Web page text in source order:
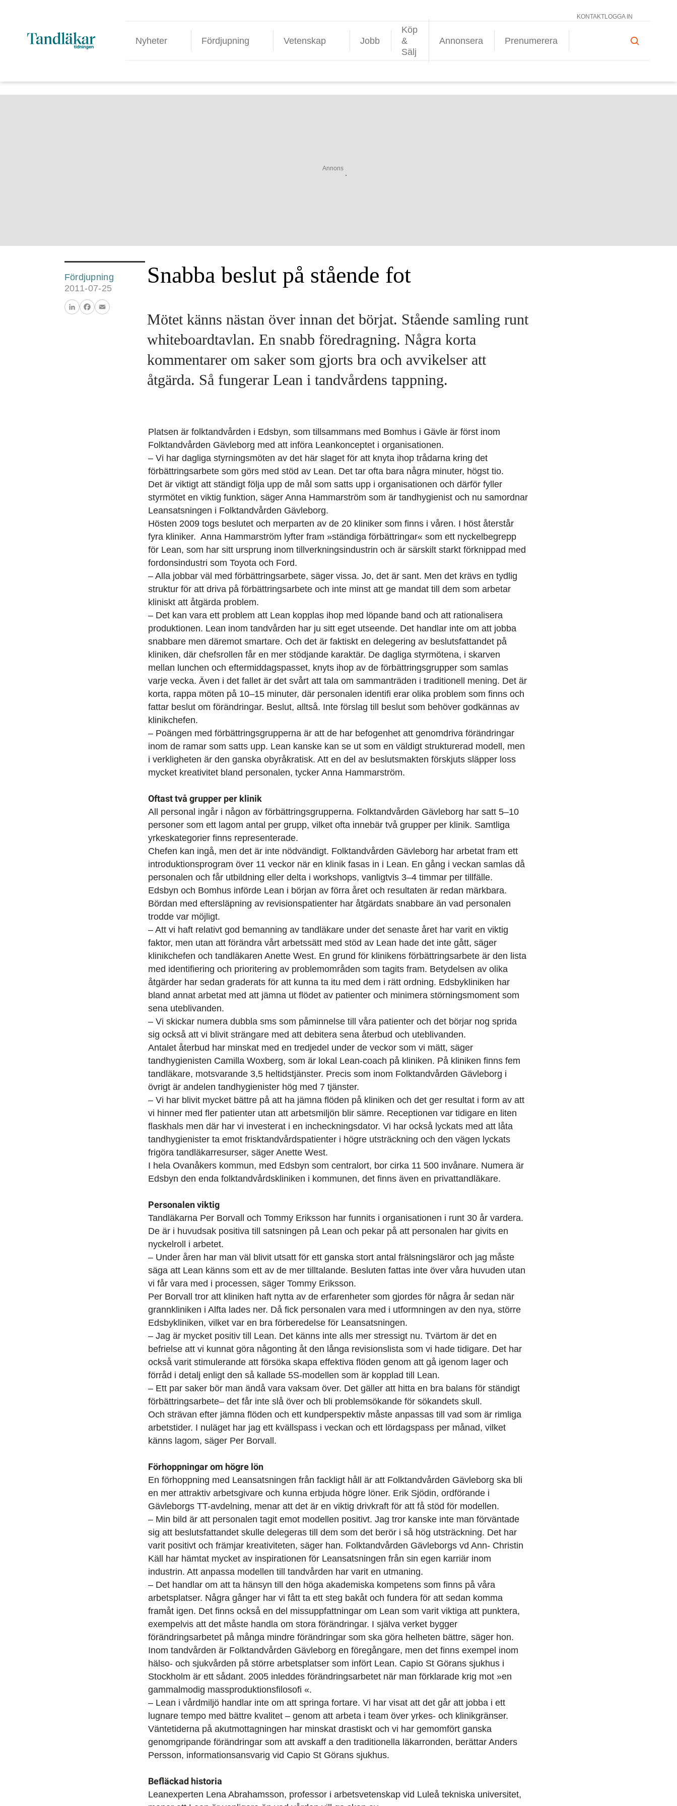
KONTAKTLOGGA IN
Nyheter Fördjupning Vetenskap Jobb
Köp
&
Sälj
Annonsera Prenumerera
Annons
Fördjupning
2011-07-25
LinkedInFacebook
Email
Snabba beslut på stående fot
Mötet känns nästan över innan det börjat. Stående samling runt
whiteboardtavlan. En snabb föredragning. Några korta
kommentarer om saker som gjorts bra och avvikelser att
åtgärda. Så fungerar Lean i tandvårdens tappning.
Platsen är folktandvården i Edsbyn, som tillsammans med Bomhus i Gävle är först inom
Folktandvården Gävleborg med att införa Leankonceptet i organisationen.
– Vi har dagliga styrningsmöten av det här slaget för att knyta ihop trådarna kring det
förbättringsarbete som görs med stöd av Lean. Det tar ofta bara några minuter, högst tio.
Det är viktigt att ständigt följa upp de mål som satts upp i organisationen och därför fyller
styrmötet en viktig funktion, säger Anna Hammarström som är tandhygienist och nu samordnar
Leansatsningen i Folktandvården Gävleborg.
Hösten 2009 togs beslutet och merparten av de 20 kliniker som finns i våren. I höst återstår
fyra kliniker. Anna Hammarström lyfter fram »ständiga förbättringar« som ett nyckelbegrepp
för Lean, som har sitt ursprung inom tillverkningsindustrin och är särskilt starkt förknippad med
fordonsindustri som Toyota och Ford.
– Alla jobbar väl med förbättringsarbete, säger vissa. Jo, det är sant. Men det krävs en tydlig
struktur för att driva på förbättringsarbete och inte minst att ge mandat till dem som arbetar
kliniskt att åtgärda problem.
– Det kan vara ett problem att Lean kopplas ihop med löpande band och att rationalisera
produktionen. Lean inom tandvården har ju sitt eget utseende. Det handlar inte om att jobba
snabbare men däremot smartare. Och det är faktiskt en delegering av beslutsfattandet på
kliniken, där chefsrollen får en mer stödjande karaktär. De dagliga styrmötena, i skarven
mellan lunchen och eftermiddagspasset, knyts ihop av de förbättringsgrupper som samlas
varje vecka. Även i det fallet är det svårt att tala om sammanträden i traditionell mening. Det är
korta, rappa möten på 10–15 minuter, där personalen identifi erar olika problem som finns och
fattar beslut om förändringar. Beslut, alltså. Inte förslag till beslut som behöver godkännas av
klinikchefen.
– Poängen med förbättringsgrupperna är att de har befogenhet att genomdriva förändringar
inom de ramar som satts upp. Lean kanske kan se ut som en väldigt strukturerad modell, men
i verkligheten är den ganska obyråkratisk. Att en del av beslutsmakten förskjuts släpper loss
mycket kreativitet bland personalen, tycker Anna Hammarström.
Oftast två grupper per klinik
All personal ingår i någon av förbättringsgrupperna. Folktandvården Gävleborg har satt 5–10
personer som ett lagom antal per grupp, vilket ofta innebär två grupper per klinik. Samtliga
yrkeskategorier finns representerade.
Chefen kan ingå, men det är inte nödvändigt. Folktandvården Gävleborg har arbetat fram ett
introduktionsprogram över 11 veckor när en klinik fasas in i Lean. En gång i veckan samlas då
personalen och får utbildning eller delta i workshops, vanligtvis 3–4 timmar per tillfälle.
Edsbyn och Bomhus införde Lean i början av förra året och resultaten är redan märkbara.
Bördan med eftersläpning av revisionspatienter har åtgärdats snabbare än vad personalen
trodde var möjligt.
– Att vi haft relativt god bemanning av tandläkare under det senaste året har varit en viktig
faktor, men utan att förändra vårt arbetssätt med stöd av Lean hade det inte gått, säger
klinikchefen och tandläkaren Anette West. En grund för klinikens förbättringsarbete är den lista
med identifiering och prioritering av problemområden som tagits fram. Betydelsen av olika
åtgärder har sedan graderats för att kunna ta itu med dem i rätt ordning. Edsbykliniken har
bland annat arbetat med att jämna ut flödet av patienter och minimera störningsmoment som
sena uteblivanden.
– Vi skickar numera dubbla sms som påminnelse till våra patienter och det börjar nog sprida
sig också att vi blivit strängare med att debitera sena återbud och uteblivanden.
Antalet återbud har minskat med en tredjedel under de veckor som vi mätt, säger
tandhygienisten Camilla Woxberg, som är lokal Lean-coach på kliniken. På kliniken finns fem
tandläkare, motsvarande 3,5 heltidstjänster. Precis som inom Folktandvården Gävleborg i
övrigt är andelen tandhygienister hög med 7 tjänster.
– Vi har blivit mycket bättre på att ha jämna flöden på kliniken och det ger resultat i form av att
vi hinner med fler patienter utan att arbetsmiljön blir sämre. Receptionen var tidigare en liten
flaskhals men där har vi investerat i en incheckningsdator. Vi har också lyckats med att låta
tandhygienister ta emot frisktandvårdspatienter i högre utsträckning och den vägen lyckats
frigöra tandläkarresurser, säger Anette West.
I hela Ovanåkers kommun, med Edsbyn som centralort, bor cirka 11 500 invånare. Numera är
Edsbyn den enda folktandvårdskliniken i kommunen, det finns även en privattandläkare.
Personalen viktig
Tandläkarna Per Borvall och Tommy Eriksson har funnits i organisationen i runt 30 år vardera.
De är i huvudsak positiva till satsningen på Lean och pekar på att personalen har givits en
nyckelroll i arbetet.
– Under åren har man väl blivit utsatt för ett ganska stort antal frälsningsläror och jag måste
säga att Lean känns som ett av de mer tilltalande. Besluten fattas inte över våra huvuden utan
vi får vara med i processen, säger Tommy Eriksson.
Per Borvall tror att kliniken haft nytta av de erfarenheter som gjordes för några år sedan när
grannkliniken i Alfta lades ner. Då fick personalen vara med i utformningen av den nya, större
Edsbykliniken, vilket var en bra förberedelse för Leansatsningen.
– Jag är mycket positiv till Lean. Det känns inte alls mer stressigt nu. Tvärtom är det en
befrielse att vi kunnat göra någonting åt den långa revisionslista som vi hade tidigare. Det har
också varit stimulerande att försöka skapa effektiva flöden genom att gå igenom lager och
förråd i detalj enligt den så kallade 5S-modellen som är kopplad till Lean.
– Ett par saker bör man ändå vara vaksam över. Det gäller att hitta en bra balans för ständigt
förbättringsarbete– det får inte slå över och bli problemsökande för sökandets skull.
Och strävan efter jämna flöden och ett kundperspektiv måste anpassas till vad som är rimliga
arbetstider. I nuläget har jag ett kvällspass i veckan och ett lördagspass per månad, vilket
känns lagom, säger Per Borvall.
Förhoppningar om högre lön
En förhoppning med Leansatsningen från fackligt håll är att Folktandvården Gävleborg ska bli
en mer attraktiv arbetsgivare och kunna erbjuda högre löner. Erik Sjödin, ordförande i
Gävleborgs TT-avdelning, menar att det är en viktig drivkraft för att få stöd för modellen.
– Min bild är att personalen tagit emot modellen positivt. Jag tror kanske inte man förväntade
sig att beslutsfattandet skulle delegeras till dem som det berör i så hög utsträckning. Det har
varit positivt och främjar kreativiteten, säger han. Folktandvården Gävleborgs vd Ann- Christin
Käll har hämtat mycket av inspirationen för Leansatsningen från sin egen karriär inom
industrin. Att anpassa modellen till tandvården har varit en utmaning.
– Det handlar om att ta hänsyn till den höga akademiska kompetens som finns på våra
arbetsplatser. Några gånger har vi fått ta ett steg bakåt och fundera för att sedan komma
framåt igen. Det finns också en del missuppfattningar om Lean som varit viktiga att punktera,
exempelvis att det måste handla om stora förändringar. I själva verket bygger
förändringsarbetet på många mindre förändringar som ska göra helheten bättre, säger hon.
Inom tandvården är Folktandvården Gävleborg en föregångare, men det finns exempel inom
hälso- och sjukvården på större arbetsplatser som infört Lean. Capio St Görans sjukhus i
Stockholm är ett sådant. 2005 inleddes förändringsarbetet när man förklarade krig mot »en
gammalmodig massproduktionsfilosofi «.
– Lean i vårdmiljö handlar inte om att springa fortare. Vi har visat att det går att jobba i ett
lugnare tempo med bättre kvalitet – genom att arbeta i team över yrkes- och klinikgränser.
Väntetiderna på akutmottagningen har minskat drastiskt och vi har gemomfört ganska
genomgripande förändringar som att avskaff a den traditionella läkarronden, berättar Anders
Persson, informationsansvarig vid Capio St Görans sjukhus.
Befläckad historia
Leanexperten Lena Abrahamsson, professor i arbetsvetenskap vid Luleå tekniska universitet,